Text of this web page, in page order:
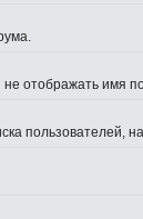
отображать имя
пользователей,